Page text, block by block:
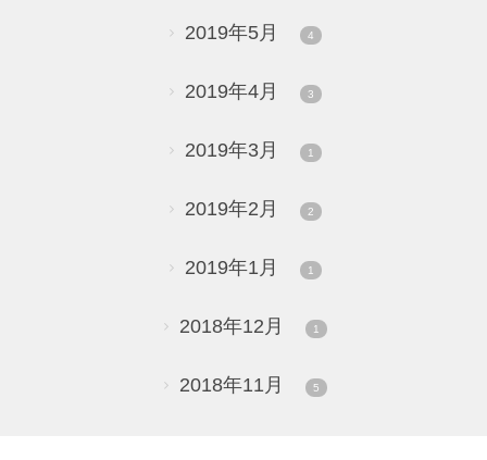
2019年5月 4
2019年4月 3
2019年3月 1
2019年2月 2
2019年1月 1
2018年12月 1
2018年11月 5